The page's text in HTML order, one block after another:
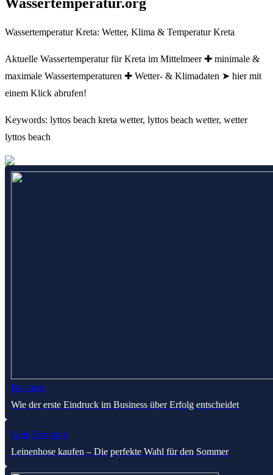
Wassertemperatur Kreta: Wetter, Klima & Temperatur Kreta
Aktuelle Wassertemperatur für Kreta im Mittelmeer ✚ minimale &
maximale Wassertemperaturen ✚ Wetter- & Klimadaten ➤ hier mit
einem Klick abrufen!
Keywords: lyttos beach kreta wetter, lyttos beach wetter, wetter
lyttos beach
Business
Wie der erste Eindruck im Business über Erfolg entscheidet
Gute Beratung
Leinenhose kaufen – Die perfekte Wahl für den Sommer